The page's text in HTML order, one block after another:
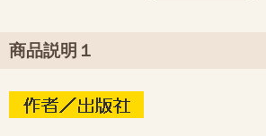
商品説明１